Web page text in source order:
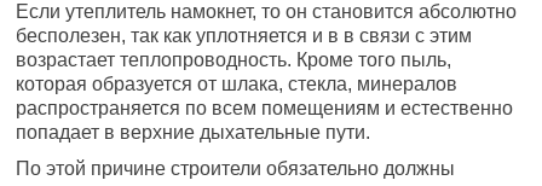
Если утеплитель намокнет, то он становится абсолютно
бесполезен, так как уплотняется и в в связи с этим
возрастает теплопроводность. Кроме того пыль,
которая образуется от шлака, стекла, минералов
распространяется по всем помещениям и естественно
попадает в верхние дыхательные пути.
По этой причине строители обязательно должны